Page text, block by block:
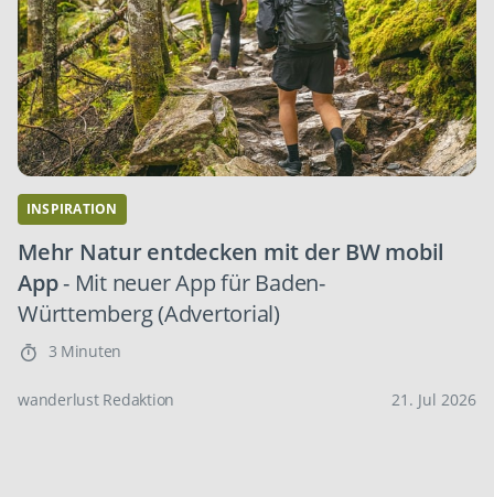
INSPIRATION
Mehr Natur entdecken mit der BW mobil
App- Mit neuer App für Baden-
Württemberg (Advertorial)
3 Minuten
wanderlust Redaktion 21. Jul 2026